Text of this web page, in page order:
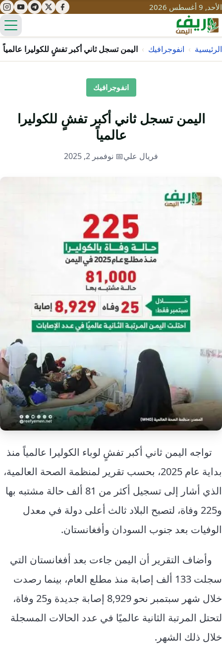
الأحد, 9 أغسطس 2026
مياه
قصص نجاح
التلوث
حلول
نساء
الرئيسية › انفوجرافيك › اليمن تسجل ثاني أكبر تفشٍ للكوليرا عالمياً
انفوجرافيك
اليمن تسجل ثاني أكبر تفشٍ للكوليرا
عالمياً
فريال علي📅 نوفمبر 2, 2025
تواجه اليمن ثاني أكبر تفشٍ لوباء الكوليرا عالمياً منذ
بداية عام 2025، بحسب تقرير لمنظمة الصحة العالمية،
الذي أشار إلى تسجيل أكثر من 81 ألف حالة مشتبه بها
و225 وفاة، لتصبح البلاد ثالث أعلى دولة في معدل
الوفيات بعد جنوب السودان وأفغانستان.
وأضاف التقرير أن اليمن جاءت بعد أفغانستان التي
سجلت 133 ألف إصابة منذ مطلع العام، بينما رصدت
خلال شهر سبتمبر نحو 8,929 إصابة جديدة و25 وفاة،
لتحتل المرتبة الثانية عالميًا في عدد الحالات المسجلة
خلال ذلك الشهر.